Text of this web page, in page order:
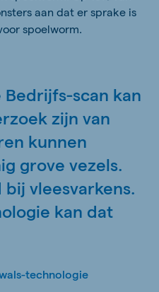
aan dat er sprake is
spoelworm.
scan kan
zijn van
kunnen
grove vezels.
vleesvarkens.
kan dat
technologie